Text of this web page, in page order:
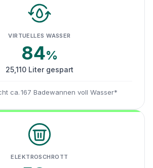
VIRTUELLES WASSER
84%
25,110 Liter gespart
ca. 167 Badewannen voll Wasser*
ELEKTROSCHROTT